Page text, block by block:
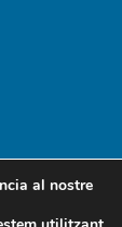
al nostre